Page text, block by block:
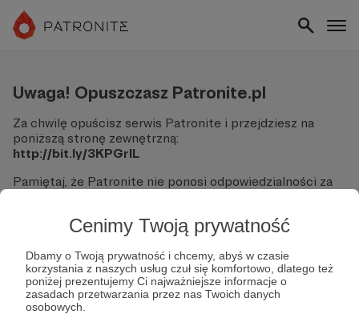
Cenimy Twoją prywatność
Dbamy o Twoją prywatność i chcemy, abyś w czasie
korzystania z naszych usług czuł się komfortowo, dlatego też
poniżej prezentujemy Ci najważniejsze informacje o
zasadach przetwarzania przez nas Twoich danych
osobowych.
Uwaga! Opuszczasz Patronite.pl
Za chwilę opuścisz serwis Patronite i przejdziesz na
poniższą stronę zewnętrzną:
http://bit.ly/3KPGrIL
Pamiętaj, że Patronite nie ponosi odpowiedzialności za
Nie podawaj swoich danych logowania ani informacji
finansowych na podjerzanych stronach.
Sprawdź dokładnie adres URL, zanim klikniesz przycisk
"Tak, przejdź do strony".
Jeśli masz wątpliwości, wróć do Patronite i zweryfikuj
link.